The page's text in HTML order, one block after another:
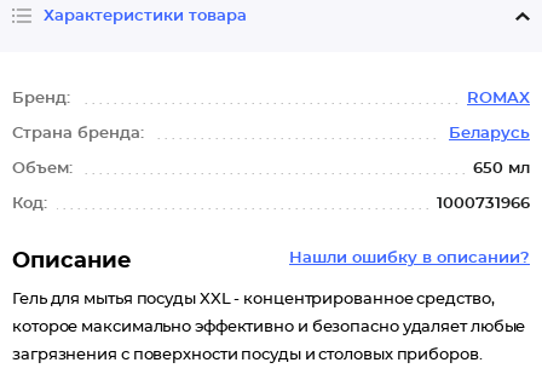
Характеристики товара
Бренд: ROMAX
Страна бренда: Беларусь
Объем: 650 мл
Код: 1000731966
Нашли ошибку в описании?
Описание
Гель для мытья посуды XXL - концентрированное средство,
которое максимально эффективно и безопасно удаляет любые
загрязнения с поверхности посуды и столовых приборов.